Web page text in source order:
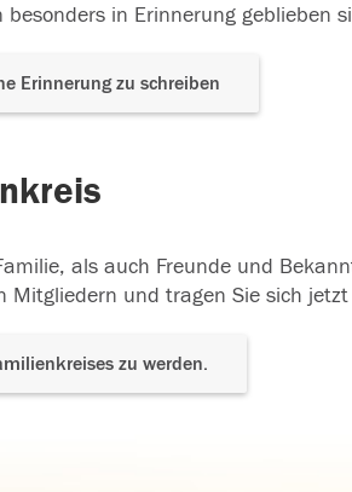
in Erinnerung geblieben
Erinnerung zu schreiben
als auch Freunde und
und tragen Sie sich
zu werden.